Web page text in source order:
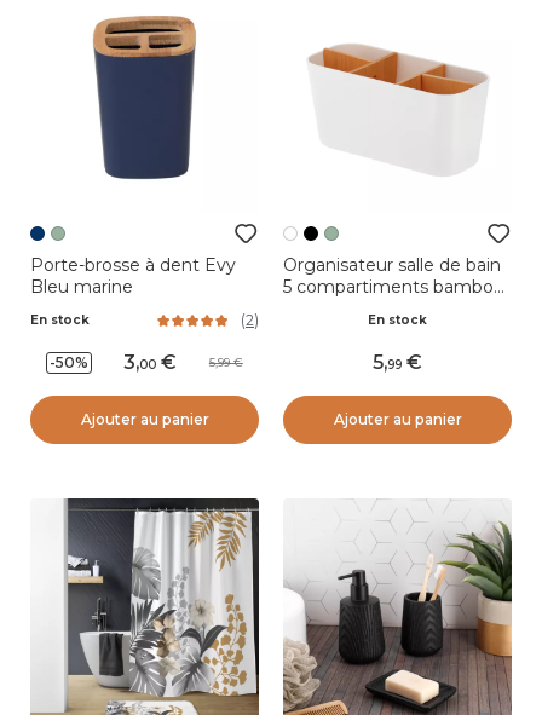
Porte-brosse à dent Evy
Bleu marine
En stock (2)
-50% 3,00 5,99
Ajouter au panier
Organisateur salle de bain
5 compartiments bambou
En stock
5,99
Ajouter au panier